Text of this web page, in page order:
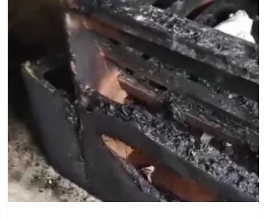
UNE
ATTAQUE
LA
FRONTIERE
IVOIRO-
BURKINABE
QUATRE
ET
PLUSIEURS
DISPARUS